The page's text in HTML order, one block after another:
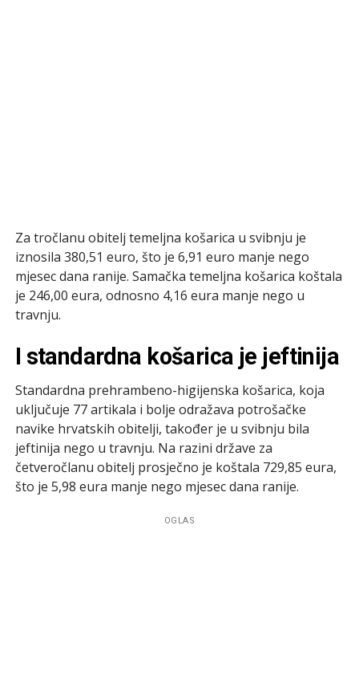
Za tročlanu obitelj temeljna košarica u svibnju je
iznosila 380,51 euro, što je 6,91 euro manje nego
mjesec dana ranije. Samačka temeljna košarica koštala
je 246,00 eura, odnosno 4,16 eura manje nego u
travnju.
I standardna košarica je jeftinija
Standardna prehrambeno-higijenska košarica, koja
uključuje 77 artikala i bolje odražava potrošačke
navike hrvatskih obitelji, također je u svibnju bila
jeftinija nego u travnju. Na razini države za
četveročlanu obitelj prosječno je koštala 729,85 eura,
što je 5,98 eura manje nego mjesec dana ranije.
OGLAS